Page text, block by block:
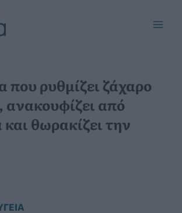
που ρυθμίζει ζάχαρο
ανακουφίζει από
και θωρακίζει την